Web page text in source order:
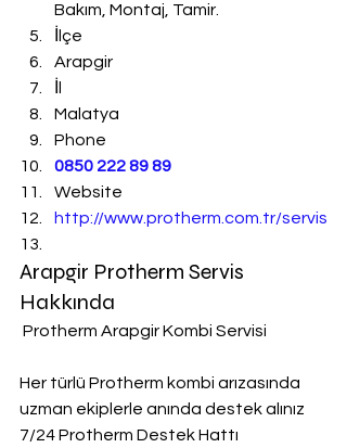
Bakım, Montaj, Tamir.
İlçe
Arapgir
Malatya
Phone
0850 222 89 89
Website
http://www.protherm.com.tr/servis
Arapgir Protherm Servis
Hakkında
Protherm Arapgir Kombi Servisi
Her türlü Protherm kombi arızasında
uzman ekiplerle anında destek alınız
7/24 Protherm Destek Hattı